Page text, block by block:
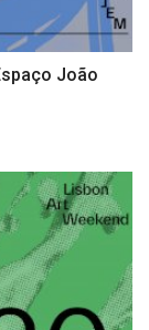
João